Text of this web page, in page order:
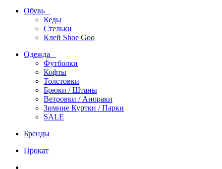
Обувь
Кеды
Стельки
Клей Shoe Goo
Одежда
Футболки
Кофты
Толстовки
Брюки / Штаны
Ветровки / Анораки
Зимние Куртки / Парки
SALE
Бренды
Прокат